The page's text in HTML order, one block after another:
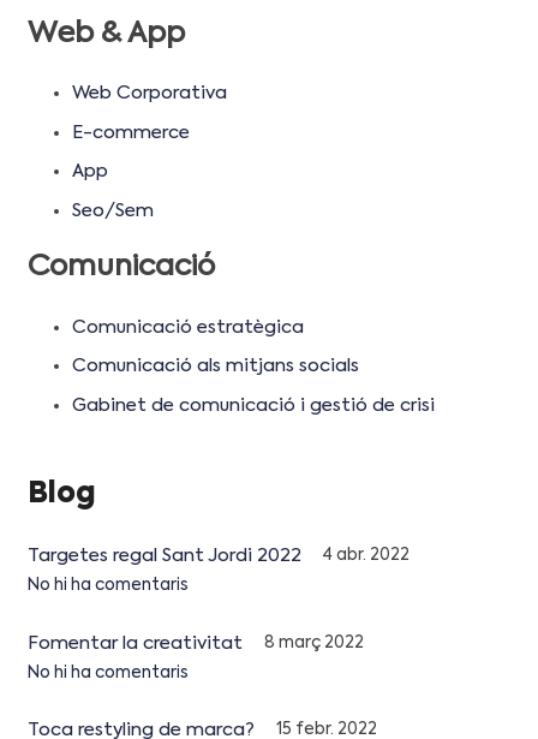
Web & App
Web Corporativa
E-commerce
App
Seo/Sem
Comunicació
Comunicació estratègica
Comunicació als mitjans socials
Gabinet de comunicació i gestió de crisi
Blog
Targetes regal Sant Jordi 2022
4 abr. 2022
No hi ha comentaris
Fomentar la creativitat
8 març 2022
No hi ha comentaris
Toca restyling de marca? 15 febr. 2022